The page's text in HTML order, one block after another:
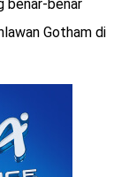
benar-benar
Gotham di